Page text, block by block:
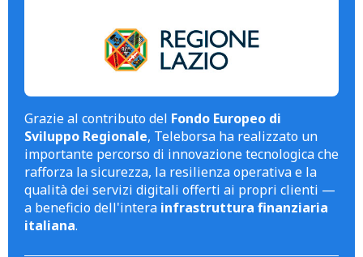
Grazie al contributo del Fondo Europeo di
Sviluppo Regionale, Teleborsa ha realizzato un
importante percorso di innovazione tecnologica che
rafforza la sicurezza, la resilienza operativa e la
qualità dei servizi digitali offerti ai propri clienti —
a beneficio dell'intera infrastruttura finanziaria
italiana.